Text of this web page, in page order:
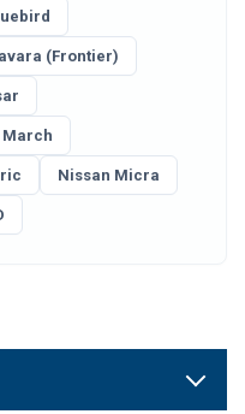
(Frontier)
March
Nissan Micra